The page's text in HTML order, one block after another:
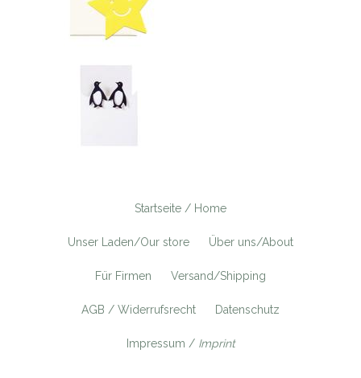
Startseite / Home
Unser Laden/Our store Über uns/About
Für Firmen Versand/Shipping
AGB / Widerrufsrecht Datenschutz
Impressum / Imprint